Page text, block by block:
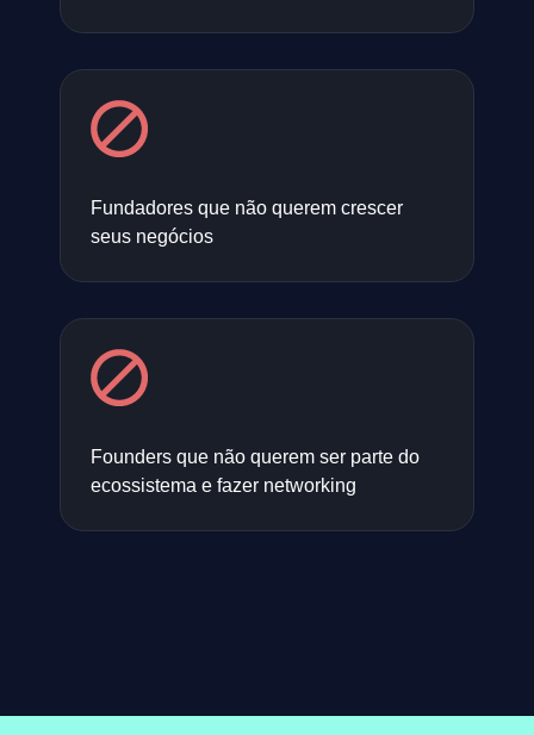
Fundadores que não querem crescer
seus negócios
Founders que não querem ser parte do
ecossistema e fazer networking